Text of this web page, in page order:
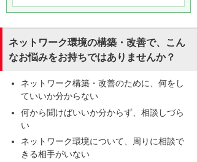
ネットワーク環境の構築・改善で、こん
なお悩みをお持ちではありませんか？
ネットワーク構築・改善のために、何をし
ていいか分からない
何から聞けばいいか分からず、相談しづら
い
ネットワーク環境について、周りに相談で
きる相手がいない